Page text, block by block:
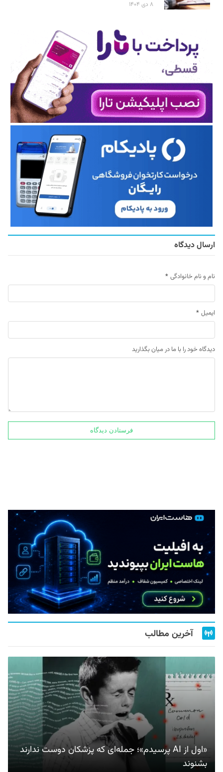
۸ دی ۱۴۰۴
ارسال دیدگاه
نام و نام خانوادگی *
ایمیل *
دیدگاه خود را با ما در میان بگذارید
آخرین مطالب
«اول از AI پرسیدم»؛ جمله‌ای که پزشکان دوست ندارند
بشنوند